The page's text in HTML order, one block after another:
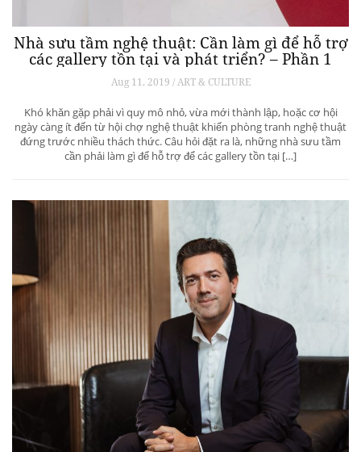
Nhà sưu tầm nghệ thuật: Cần làm gì để hỗ trợ
các gallery tồn tại và phát triển? – Phần 1
Aug 11, 2019 / ART & CULTURE
Khó khăn gặp phải vì quy mô nhỏ, vừa mới thành lập, hoặc cơ hội
ngày càng ít đến từ hội chợ nghệ thuật khiến phòng tranh nghệ thuật
đứng trước nhiều thách thức. Câu hỏi đặt ra là, những nhà sưu tầm
cần phải làm gì để hỗ trợ để các gallery tồn tại […]